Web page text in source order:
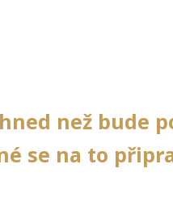
než bude
se na to